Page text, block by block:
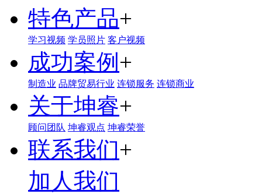
特色产品+
学习视频 学员照片 客户视频
成功案例 +
制造业 品牌贸易行业 连锁服务 连锁商业
关于坤睿+
顾问团队 坤睿观点 坤睿荣誉
联系我们+
加人我们